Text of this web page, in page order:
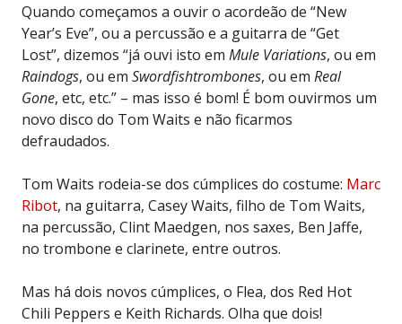
Quando começamos a ouvir o acordeão de “New
Year’s Eve”, ou a percussão e a guitarra de “Get
Lost”, dizemos “já ouvi isto em Mule Variations, ou em
Raindogs, ou em Swordfishtrombones, ou em Real
Gone, etc, etc.” – mas isso é bom! É bom ouvirmos um
novo disco do Tom Waits e não ficarmos
defraudados.
Tom Waits rodeia-se dos cúmplices do costume: Marc
Ribot, na guitarra, Casey Waits, filho de Tom Waits,
na percussão, Clint Maedgen, nos saxes, Ben Jaffe,
no trombone e clarinete, entre outros.
Mas há dois novos cúmplices, o Flea, dos Red Hot
Chili Peppers e Keith Richards. Olha que dois!